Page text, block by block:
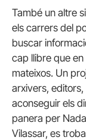
També un altre
els carrers del
buscar
cap llibre que
mateixos. Un
arxivers,
aconseguir els
panera per
Vilassar, es